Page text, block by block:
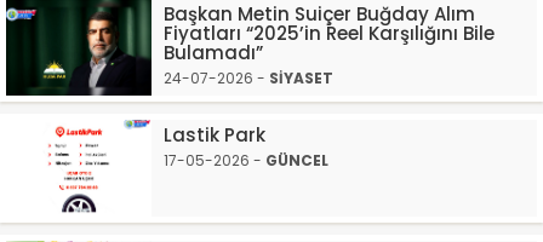
Başkan Metin Suiçer Buğday Alım
Fiyatları “2025’in Reel Karşılığını Bile
Bulamadı”
24-07-2026 - SİYASET
Lastik Park
17-05-2026 - GÜNCEL